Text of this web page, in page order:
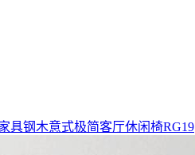
具钢木意式极简客厅休闲椅RG19